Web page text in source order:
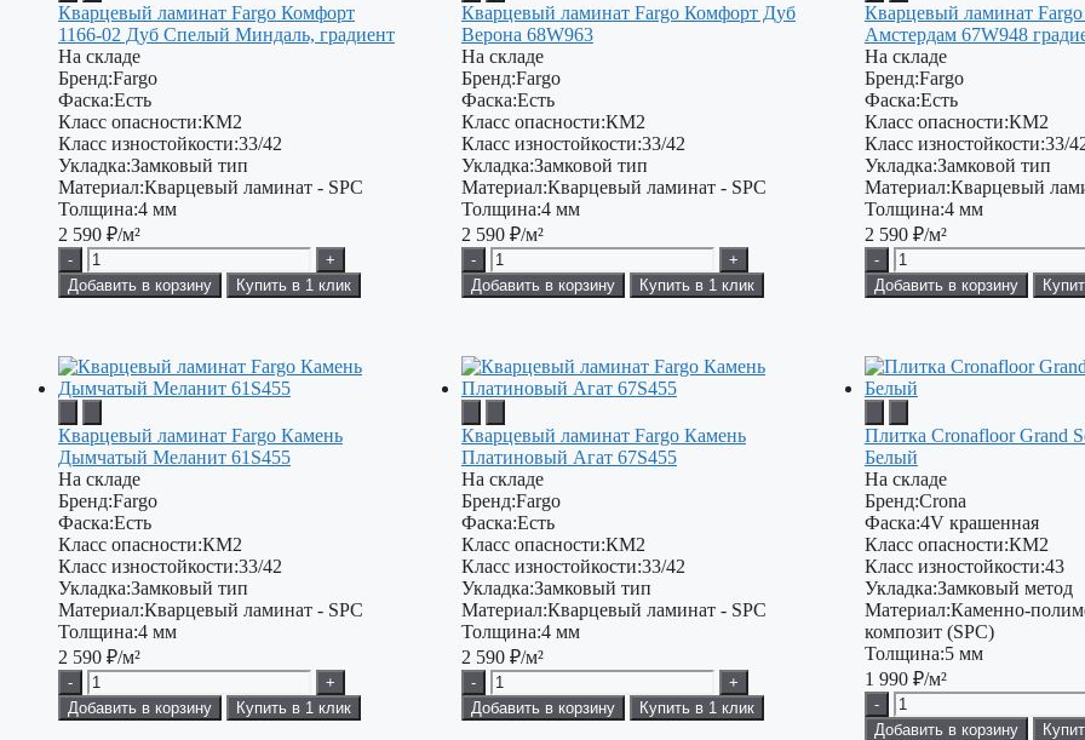
Кварцевый ламинат Fargo Комфорт
1166-02 Дуб Спелый Миндаль, градиент
На складе
Бренд:Fargo
Фаска:Есть
Класс опасности:КМ2
Класс изностойкости:33/42
Укладка:Замковый тип
Материал:Кварцевый ламинат - SPC
Толщина:4 мм
2 590 ₽/м²
-
+
Добавить в корзину
Купить в 1 клик
Кварцевый ламинат Fargo Комфорт Дуб
Верона 68W963
На складе
Бренд:Fargo
Фаска:Есть
Класс опасности:КМ2
Класс изностойкости:33/42
Укладка:Замковой тип
Материал:Кварцевый ламинат - SPC
Толщина:4 мм
2 590 ₽/м²
-
+
Добавить в корзину
Купить в 1 клик
Кварцевый ламинат
Амстердам 67W948
На складе
Бренд:Fargo
Фаска:Есть
Класс опасности:КМ2
Класс изностойкости:33/
Укладка:Замковой тип
Материал:Кварцевый
Толщина:4 мм
2 590 ₽/м²
-
Добавить в корзину
Кварцевый ламинат Fargo Камень
Дымчатый Меланит 61S455
На складе
Бренд:Fargo
Фаска:Есть
Класс опасности:КМ2
Класс изностойкости:33/42
Укладка:Замковый тип
Материал:Кварцевый ламинат - SPC
Толщина:4 мм
2 590 ₽/м²
-
+
Добавить в корзину
Купить в 1 клик
Кварцевый ламинат Fargo Камень
Платиновый Агат 67S455
На складе
Бренд:Fargo
Фаска:Есть
Класс опасности:КМ2
Класс изностойкости:33/42
Укладка:Замковый тип
Материал:Кварцевый ламинат - SPC
Толщина:4 мм
2 590 ₽/м²
-
+
Добавить в корзину
Купить в 1 клик
Плитка Cronafloor Grand
Белый
На складе
Бренд:Crona
Фаска:4V крашенная
Класс опасности:КМ2
Класс изностойкости:43
Укладка:Замковый метод
Материал:Каменно-
композит (SPC)
Толщина:5 мм
1 990 ₽/м²
-
Добавить в корзину